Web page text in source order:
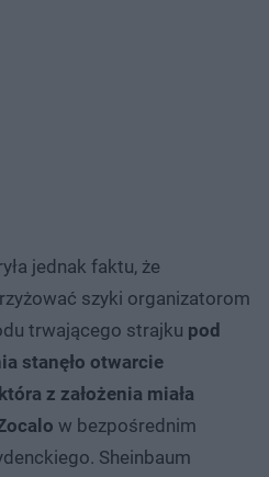
jednak faktu, że
szyki organizatorom
trwającego strajku pod
stanęło otwarcie
z założenia miała
w bezpośrednim
Sheinbaum